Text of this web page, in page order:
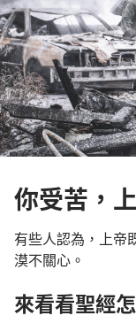
你受苦，
有些人認為 ， 上帝
漠不關心 。
來看看聖經